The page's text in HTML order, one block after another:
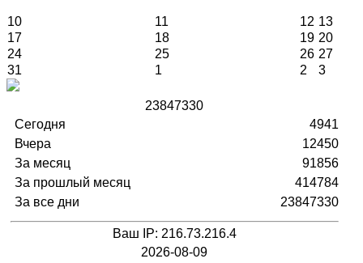
10 11 12 13
17
18 19 20
24
25 26 27
31
1 2 3
23847330
Сегодня
Вчера
За месяц
За прошлый месяц
За все дни
4941
12450
91856
414784
23847330
Ваш IP: 216.73.216.4
2026-08-09